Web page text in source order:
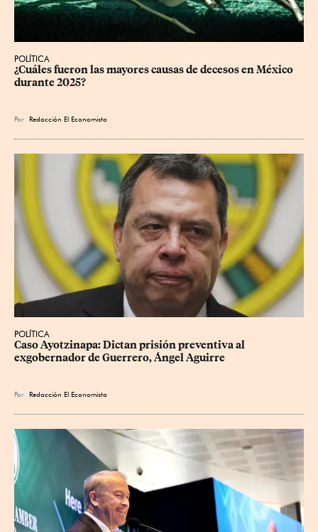
POLÍTICA
¿Cuáles fueron las mayores causas de decesos en México
durante 2025?
Por Redacción El Economista
POLÍTICA
Caso Ayotzinapa: Dictan prisión preventiva al
exgobernador de Guerrero, Ángel Aguirre
Por Redacción El Economista